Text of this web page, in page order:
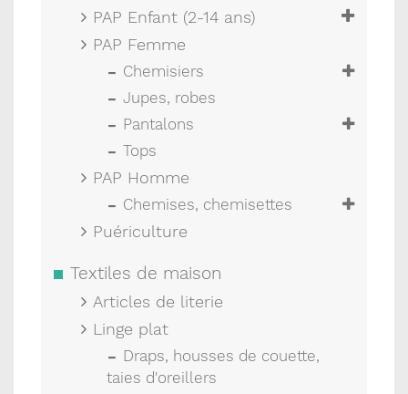
PAP Enfant (2-14 ans)
PAP Femme
Chemisiers
Jupes, robes
Pantalons
Tops
PAP Homme
Chemises, chemisettes
Puériculture
Textiles de maison
Articles de literie
Linge plat
Draps, housses de couette,
taies d'oreillers